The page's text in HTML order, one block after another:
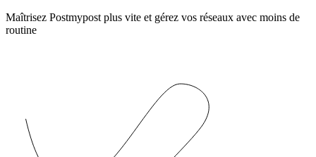
Maîtrisez Postmypost plus vite et gérez vos réseaux avec moins de
routine